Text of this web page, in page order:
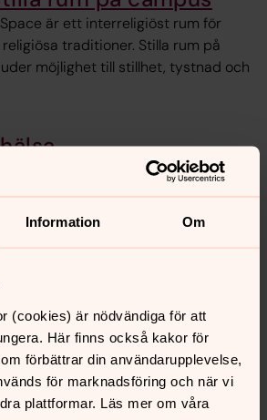
Information Om
(cookies) är nödvändiga för att
Här finns också kakor för
förbättrar din användarupplevelse,
för marknadsföring och när vi
plattformar. Läs mer om våra
är ett interreligiöst rum för
traditioner. Stilla rum på
möjlighet till stillhet, tystnad och
får mig att känna hopp, i vardagen
Kyrkan på campus erbjuder
i existentiell hälsa samt
vägledning.
meditation och
att hinna ifatt dig själv? Få tid för
är viktigt i livet och för att lyssna
närvaro?